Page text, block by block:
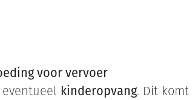
voor vervoer
kinderopvang. Dit komt